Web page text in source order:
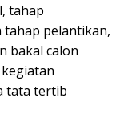
tahap
pelantikan,
bakal calon
tata tertib